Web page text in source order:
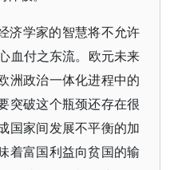
济学家的智慧将不允许
血付之东流。欧元未来
洲政治一体化进程中的
突破这个瓶颈还存在很
国家间发展不平衡的加
着富国利益向贫国的输